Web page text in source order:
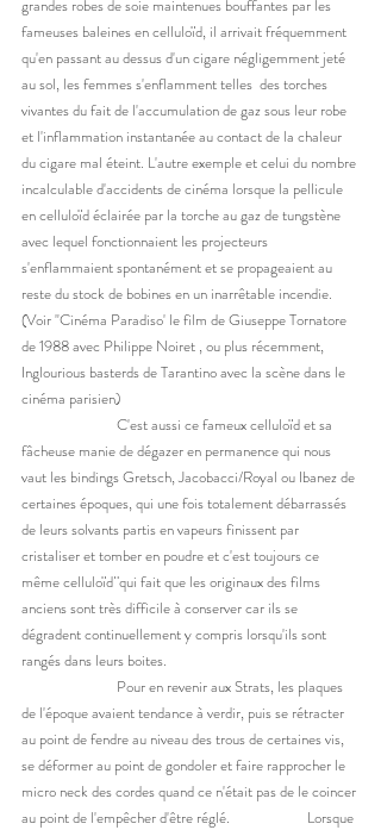
grandes robes de soie maintenues bouffantes par les
fameuses baleines en celluloïd, il arrivait fréquemment
qu'en passant au dessus d'un cigare négligemment jeté
au sol, les femmes s'enflamment telles  des torches
vivantes du fait de l'accumulation de gaz sous leur robe
et l'inflammation instantanée au contact de la chaleur
du cigare mal éteint. L'autre exemple et celui du nombre
incalculable d'accidents de cinéma lorsque la pellicule
en celluloïd éclairée par la torche au gaz de tungstène
avec lequel fonctionnaient les projecteurs
s'enflammaient spontanément et se propageaient au
reste du stock de bobines en un inarrêtable incendie.
(Voir "Cinéma Paradiso' le film de Giuseppe Tornatore
de 1988 avec Philippe Noiret , ou plus récemment,
Inglourious basterds de Tarantino avec la scène dans le
cinéma parisien)
fâcheuse manie de dégazer en permanence qui nous
vaut les bindings Gretsch, Jacobacci/Royal ou Ibanez de
certaines époques, qui une fois totalement débarrassés
de leurs solvants partis en vapeurs finissent par
cristaliser et tomber en poudre et c'est toujours ce
même celluloïd¨qui fait que les originaux des films
anciens sont très difficile à conserver car ils se
dégradent continuellement y compris lorsqu'ils sont
rangés dans leurs boites.
de l'époque avaient tendance à verdir, puis se rétracter
au point de fendre au niveau des trous de certaines vis,
se déformer au point de gondoler et faire rapprocher le
micro neck des cordes quand ce n'était pas de le coincer
au point de l'empêcher d'être réglé.  		Lorsque